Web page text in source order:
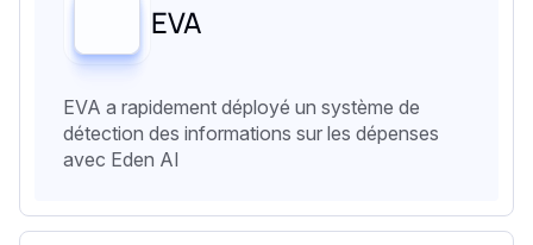
EVA
EVA a rapidement déployé un système de
détection des informations sur les dépenses
avec Eden AI